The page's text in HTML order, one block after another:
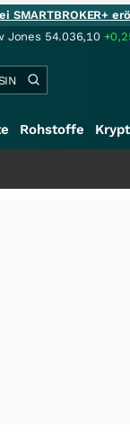
SMARTBROKER+
Jones 54.036,10
Rohstoffe